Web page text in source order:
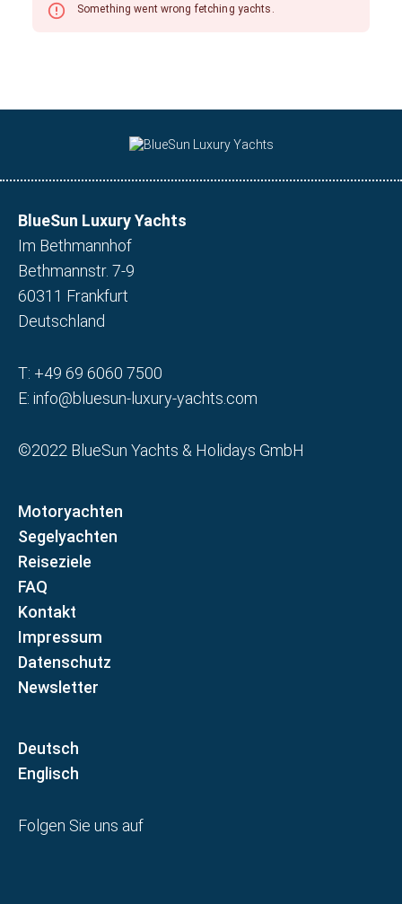
BlueSun Luxury Yachts
Im Bethmannhof
Bethmannstr. 7-9
60311 Frankfurt
Deutschland
T: +49 69 6060 7500
E: info@bluesun-luxury-yachts.com
©2022 BlueSun Yachts & Holidays GmbH
Motoryachten
Segelyachten
Reiseziele
FAQ
Kontakt
Impressum
Datenschutz
Newsletter
D
E
Folgen Sie uns auf